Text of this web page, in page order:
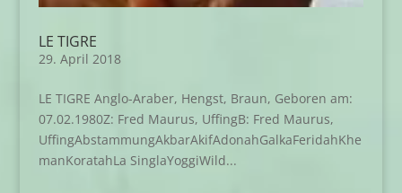
LE TIGRE
29. April 2018
LE TIGRE Anglo-Araber, Hengst, Braun, Geboren am:
07.02.1980Z: Fred Maurus, UffingB: Fred Maurus,
UffingAbstammungAkbarAkifAdonahGalkaFeridahKhe
manKoratahLa SinglaYoggiWild...